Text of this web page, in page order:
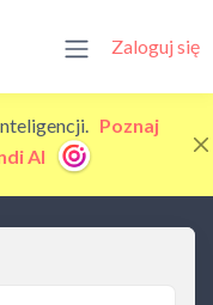
Zaloguj się
Poznaj
AI